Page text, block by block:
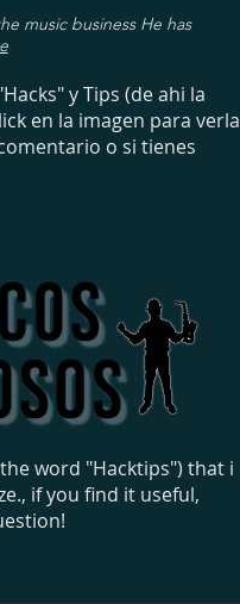
music business He has
y Tips (de ahi la
en la imagen para verla
o si tienes
word "Hacktips") that i
if you find it useful,